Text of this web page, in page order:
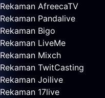
Rekaman AfreecaTV
Rekaman Pandalive
Rekaman Bigo
Rekaman LiveMe
Rekaman Mixch
Rekaman TwitCasting
Rekaman Joilive
Rekaman 17live